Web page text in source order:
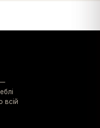
—
всій